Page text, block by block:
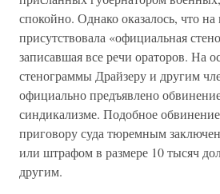
спокойно. Однако оказалось, что
присутствовала «официальная
записавшая все речи ораторов. На
стенограммы Драйзеру и другим
официально предъявлено
синдикализме. Подобное
приговору суда тюремным
или штрафом в размере 10 тысяч
другим.